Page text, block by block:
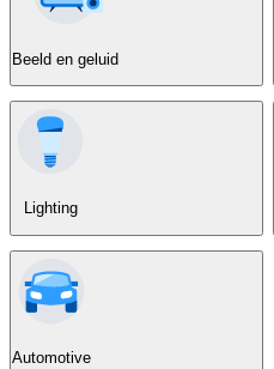
Beeld en geluid
Lighting
Automotive